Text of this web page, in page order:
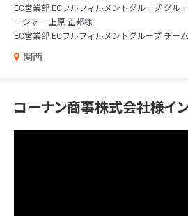
EC営業部 ECフルフィルメントグループ グル
ージャー 上原 正邦様
EC営業部 ECフルフィルメントグループ チー
関西
コーナン商事株式会社様イ